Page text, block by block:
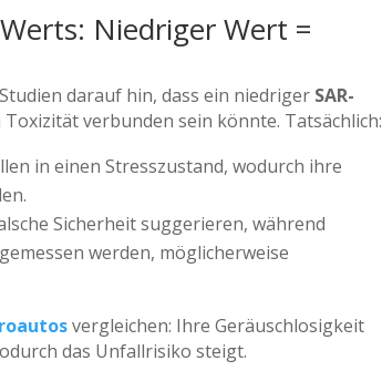
Niedriger Wert =
darauf hin, dass ein niedriger SAR-
verbunden sein könnte. Tatsächlich:
in einen Stresszustand, wodurch ihre
Sicherheit suggerieren, während
werden, möglicherweise
vergleichen: Ihre Geräuschlosigkeit
das Unfallrisiko steigt.